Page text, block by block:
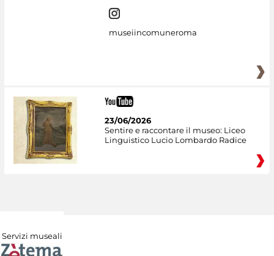
museiincomuneroma
23/06/2026
Sentire e raccontare il museo: Liceo
Linguistico Lucio Lombardo Radice
Servizi museali